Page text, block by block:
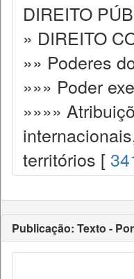
DIREITO
» DIREITO
»» Poderes
»»» Poder
»»»»
territórios [
Publicação: Texto -